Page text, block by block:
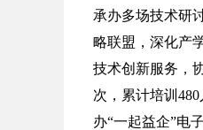
承办多场技术研
略联盟，深化产
技术创新服务，
次，累计培训
办“一起益企”电